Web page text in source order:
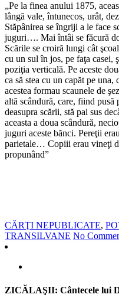
„Pe la finea anului 1875,
lângă vale, întunecos, urât,
Stăpânirea se îngriji a le face
juguri…. Mai întâi se făcură
Scările se croiră lungi cât
cu un sul în jos, pe faţa casei,
poziţia verticală. Pe aceste
ca să stea cu un capăt pe
acestea formau scaunele de
altă scândură, care, fiind
deasupra scării, stă pai sus
aceasta a doua scândură,
juguri aceste bănci. Pereţii
parietale… Copiii erau vineţi
propunând”
CĂRŢI NEPUBLICATE,
TRANSILVANE No
ZICĂLAŞII: Cântecele lui